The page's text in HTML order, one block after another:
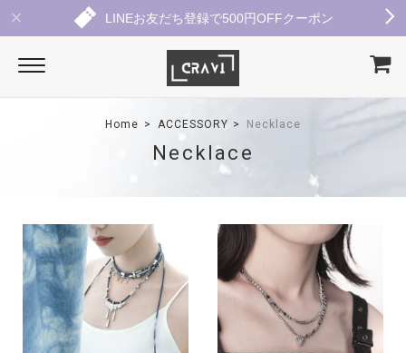
LINEお友だち登録で500円OFFクーポン
Home ACCESSORY Necklace
Necklace